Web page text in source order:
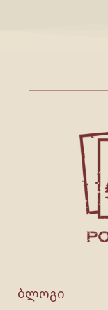
ბლოგი